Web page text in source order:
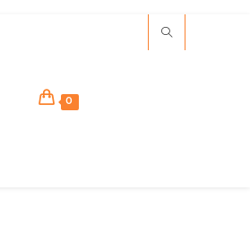
0